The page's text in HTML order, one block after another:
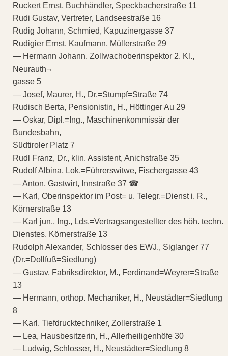
Ruckert Ernst, Buchhändler, Speckbacherstraße 11
Rudi Gustav, Vertreter, Landseestraße 16
Rudig Johann, Schmied, Kapuzinergasse 37
Rudigier Ernst, Kaufmann, Müllerstraße 29
— Hermann Johann, Zollwachoberinspektor 2. Kl.,
Neurauth¬
gasse 5
— Josef, Maurer, H., Dr.=Stumpf=Straße 74
Rudisch Berta, Pensionistin, H., Höttinger Au 29
— Oskar, Dipl.=Ing., Maschinenkommissär der
Bundesbahn,
Südtiroler Platz 7
Rudl Franz, Dr., klin. Assistent, Anichstraße 35
Rudolf Albina, Lok.=Führerswitwe, Fischergasse 43
— Anton, Gastwirt, Innstraße 37 ☎
— Karl, Oberinspektor im Post= u. Telegr.=Dienst i. R.,
Körnerstraße 13
— Karl jun., Ing., Lds.=Vertragsangestellter des höh. techn.
Dienstes, Körnerstraße 13
Rudolph Alexander, Schlosser des EWJ., Siglanger 77
(Dr.=Dollfuß=Siedlung)
— Gustav, Fabriksdirektor, M., Ferdinand=Weyrer=Straße
13
— Hermann, orthop. Mechaniker, H., Neustädter=Siedlung
8
— Karl, Tiefdrucktechniker, Zollerstraße 1
— Lea, Hausbesitzerin, H., Allerheiligenhöfe 30
— Ludwig, Schlosser, H., Neustädter=Siedlung 8